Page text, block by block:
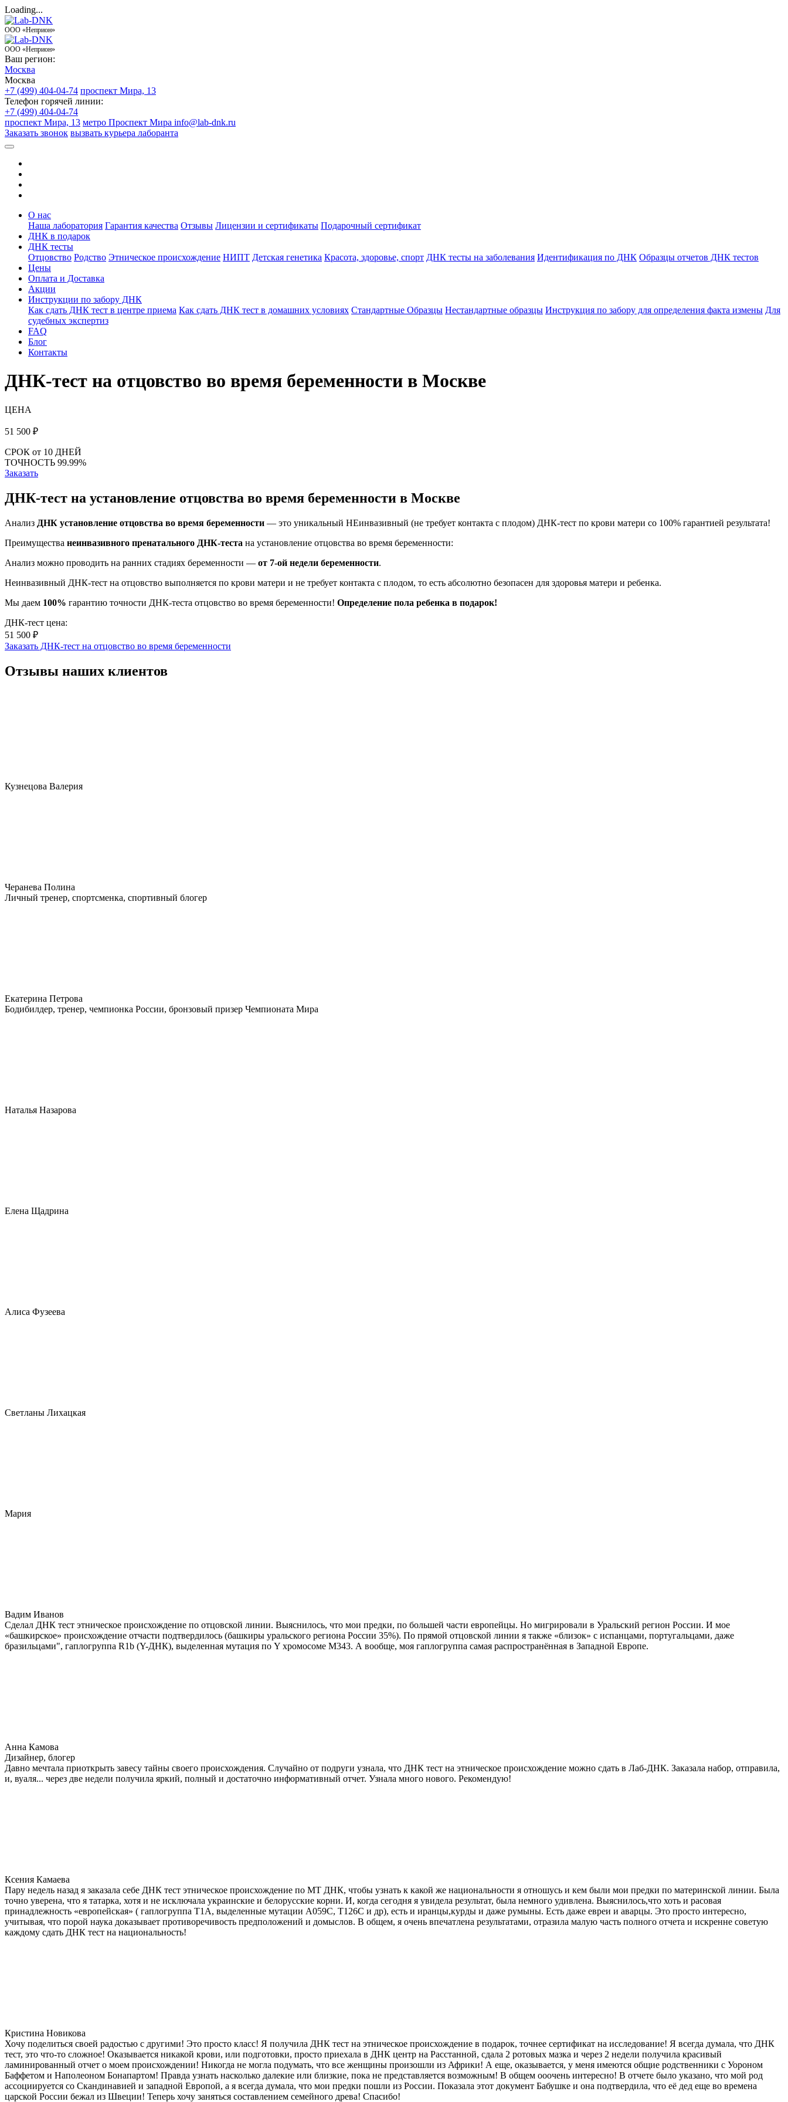
Loading...
ООО «Неприон»
ООО «Неприон»
Ваш регион:
Москва
Москва
+7 (499) 404-04-74 проспект Мира, 13
Телефон горячей линии:
+7 (499) 404-04-74
проспект Мира, 13 метро Проспект Мира info@lab-dnk.ru
Заказать звонок вызвать курьера лаборанта
О нас
Наша лаборатория Гарантия качества Отзывы Лицензии и сертификаты Подарочный сертификат
ДНК в подарок
ДНК тесты
Отцовство Родство Этническое происхождение НИПТ Детская генетика Красота, здоровье, спорт ДНК тесты на заболевания Идентификация по ДНК Образцы отчетов ДНК тестов
Цены
Оплата и Доставка
Акции
Инструкции по забору ДНК
Как сдать ДНК тест в центре приема Как сдать ДНК тест в домашних условиях Стандартные Образцы Нестандартные образцы Инструкция по забору для определения факта измены Для
судебных экспертиз
FAQ
Блог
Контакты
ДНК-тест на отцовство во время беременности в Москве
ЦЕНА
51 500 ₽
СРОК от 10 ДНЕЙ
ТОЧНОСТЬ 99.99%
Заказать
ДНК-тест на установление отцовства во время беременности в Москве
Анализ ДНК установление отцовства во время беременности — это уникальный НЕинвазивный (не требует контакта с плодом) ДНК-тест по крови матери со 100% гарантией результата!
Преимущества неинвазивного пренатального ДНК-теста на установление отцовства во время беременности:
Анализ можно проводить на ранних стадиях беременности — от 7-ой недели беременности.
Неинвазивный ДНК-тест на отцовство выполняется по крови матери и не требует контакта с плодом, то есть абсолютно безопасен для здоровья матери и ребенка.
Мы даем 100% гарантию точности ДНК-теста отцовство во время беременности! Определение пола ребенка в подарок!
ДНК-тест цена:
51 500 ₽
Заказать ДНК-тест на отцовство во время беременности
Отзывы наших клиентов
Кузнецова Валерия
Черанева Полина
Личный тренер, спортсменка, спортивный блогер
Екатерина Петрова
Бодибилдер, тренер, чемпионка России, бронзовый призер Чемпионата Мира
Наталья Назарова
Елена Щадрина
Алиса Фузеева
Светланы Лихацкая
Мария
Вадим Иванов
Сделал ДНК тест этническое происхождение по отцовской линии. Выяснилось, что мои предки, по большей части европейцы. Но мигрировали в Уральский регион России. И мое
«башкирское» происхождение отчасти подтвердилось (башкиры уральского региона России 35%). По прямой отцовской линии я также «близок» с испанцами, португальцами, даже
бразильцами", гаплогруппа R1b (Y-ДНК), выделенная мутация по Y хромосоме М343. А вообще, моя гаплогруппа самая распространённая в Западной Европе.
Анна Камова
Дизайнер, блогер
Давно мечтала приоткрыть завесу тайны своего происхождения. Случайно от подруги узнала, что ДНК тест на этническое происхождение можно сдать в Лаб-ДНК. Заказала набор, отправила,
и, вуаля... через две недели получила яркий, полный и достаточно информативный отчет. Узнала много нового. Рекомендую!
Ксения Камаева
Пару недель назад я заказала себе ДНК тест этническое происхождение по МТ ДНК, чтобы узнать к какой же национальности я отношусь и кем были мои предки по материнской линии. Была
точно уверена, что я татарка, хотя и не исключала украинские и белорусские корни. И, когда сегодня я увидела результат, была немного удивлена. Выяснилось,что хоть и расовая
принадлежность «европейская» ( гаплогруппа T1A, выделенные мутации A059C, T126C и др), есть и иранцы,курды и даже румыны. Есть даже евреи и аварцы. Это просто интересно,
учитывая, что порой наука доказывает противоречивость предположений и домыслов. В общем, я очень впечатлена результатами, отразила малую часть полного отчета и искренне советую
каждому сдать ДНК тест на национальность!
Кристина Новикова
Хочу поделиться своей радостью с другими! Это просто класс! Я получила ДНК тест на этническое происхождение в подарок, точнее сертификат на исследование! Я всегда думала, что ДНК
тест, это что-то сложное! Оказывается никакой крови, или подготовки, просто приехала в ДНК центр на Расстанной, сдала 2 ротовых мазка и через 2 недели получила красивый
ламинированный отчет о моем происхождении! Никогда не могла подумать, что все женщины произошли из Африки! А еще, оказывается, у меня имеются общие родственники с Уороном
Баффетом и Наполеоном Бонапартом! Правда узнать насколько далекие или близкие, пока не представляется возможным! В общем ооочень интересно! В отчете было указано, что мой род
ассоциируется со Скандинавией и западной Европой, а я всегда думала, что мои предки пошли из России. Показала этот документ Бабушке и она подтвердила, что её дед еще во времена
царской России бежал из Швеции! Теперь хочу заняться составлением семейного древа! Спасибо!